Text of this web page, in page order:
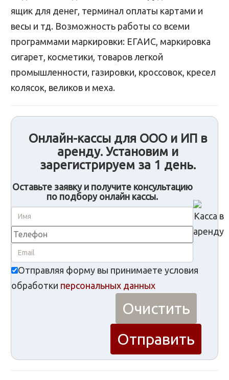
ящик для денег, терминал оплаты картами и
весы и тд. Возможность работы со всеми
программами маркировки: ЕГАИС, маркировка
сигарет, косметики, товаров легкой
промышленности, газировки, кроссовок, кресел
колясок, великов и меха.
Онлайн-кассы для ООО и ИП в
аренду. Установим и
зарегистрируем за 1 день.
Оставьте заявку и получите консультацию
по подбору онлайн кассы.
Отправляя форму вы принимаете условия
обработки персональных данных